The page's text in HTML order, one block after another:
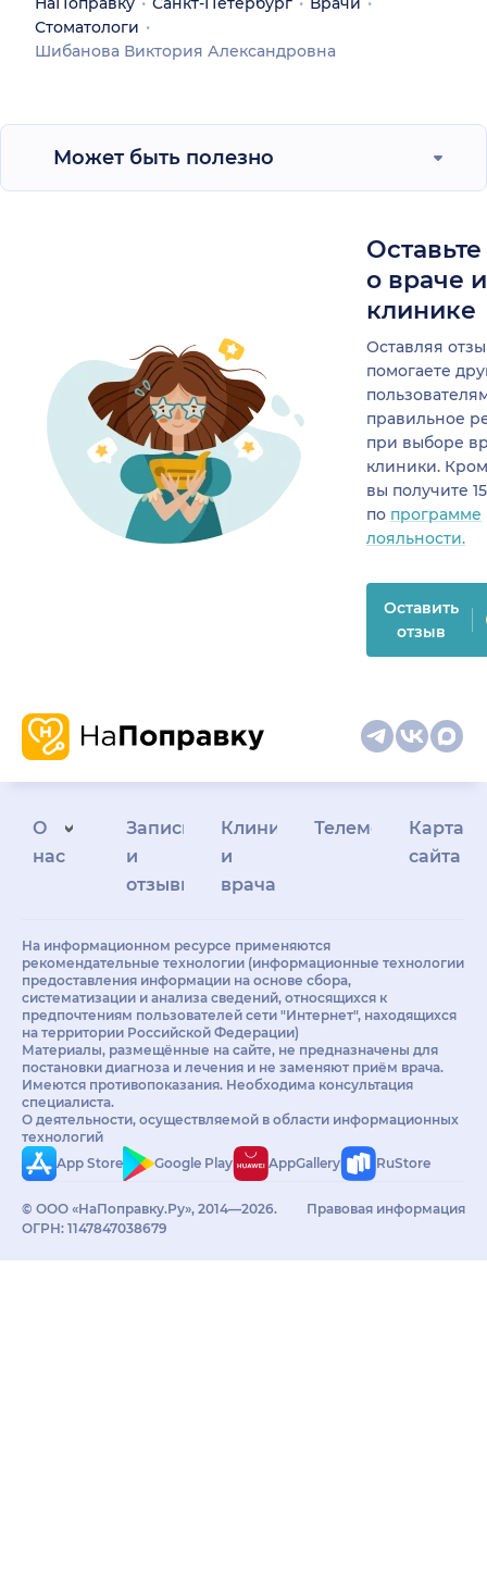
Стоматологи
Шибанова Виктория Александровна
Может быть полезно
о враче
клинике
Оставляя
помогаете
правильное
при выборе
клиники.
вы получите
по программе
лояльности.
Оставить
отзыв
О
нас
Запись
и
отзывы
Клиникам
и
врачам
Телемедицина
Карта
сайта
На информационном ресурсе применяются
рекомендательные технологии (информационные технологии
предоставления информации на основе сбора,
систематизации и анализа сведений, относящихся к
предпочтениям пользователей сети "Интернет", находящихся
на территории Российской Федерации)
Материалы, размещённые на сайте, не предназначены для
постановки диагноза и лечения и не заменяют приём врача.
Имеются противопоказания. Необходима консультация
специалиста.
О деятельности, осуществляемой в области информационных
технологий
App Store
Google Play AppGallery RuStore
© ООО «НаПоправку.Ру», 2014—2026.
ОГРН: 1147847038679
Правовая информация